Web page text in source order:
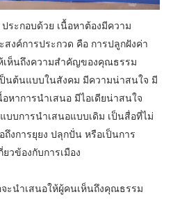
ระกอบด้วย เนื้อหาต้องมีความ
งค์การประกวด คือ การปลูกฝังค่า
ห็นถึงความสำคัญของคุณธรรม
นต้นแบบในสังคม มีความน่าสนใจ มี
หาการนำเสนอ มีไอเดียน่าสนใจ
บบการนำเสนอแบบเดิม เป็นสื่อที่ไม่
งการยุยง ปลุกปั่น หรือเป็นการ
วข้องกับการเมือง
จะนำเสนอให้ผู้คนเห็นถึงคุณธรรม